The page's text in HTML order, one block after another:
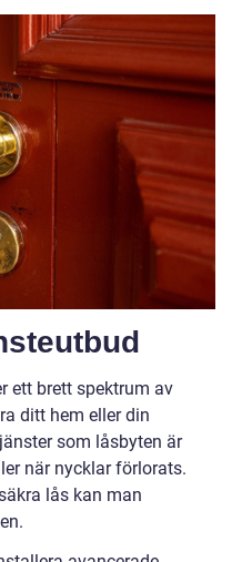
ett brett spektrum av
ditt hem eller din
som låsbyten är
när nycklar förlorats.
lås kan man